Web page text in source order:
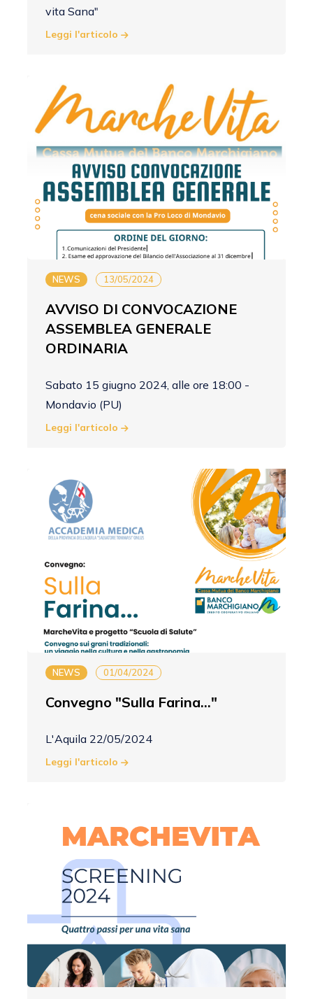
vita Sana"
Leggi l'articolo
NEWS 13/05/2024
AVVISO DI CONVOCAZIONE
ASSEMBLEA GENERALE
ORDINARIA
Sabato 15 giugno 2024, alle ore 18:00 -
Mondavio (PU)
Leggi l'articolo
NEWS 01/04/2024
Convegno "Sulla Farina..."
L'Aquila 22/05/2024
Leggi l'articolo